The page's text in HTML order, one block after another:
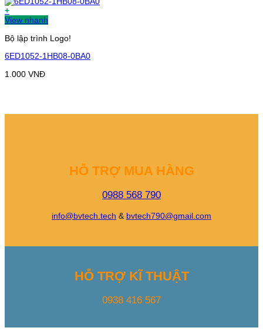
+
View nhanh
Bộ lập trình Logo!
6ED1052-1HB08-0BA0
1.000 VNĐ
HỖ TRỢ MUA HÀNG
0988 568 790
info@bvtech.tech & bvtech790@gmail.com
HỖ TRỢ KĨ THUẬT
0938 416 567